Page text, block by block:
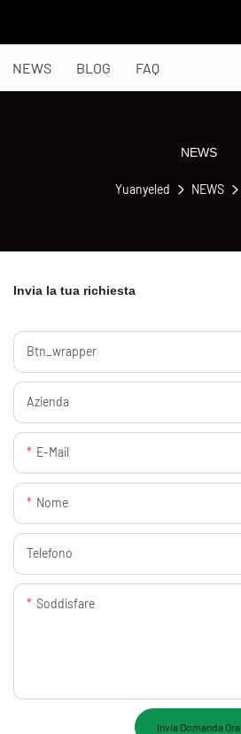
NEWS BLOG FAQ
NEWS
Yuanyeled NEWS
Invia la tua richiesta
Btn_wrapper
Azienda
E-Mail
Nome
Telefono
Soddisfare
Invia Domanda Ora